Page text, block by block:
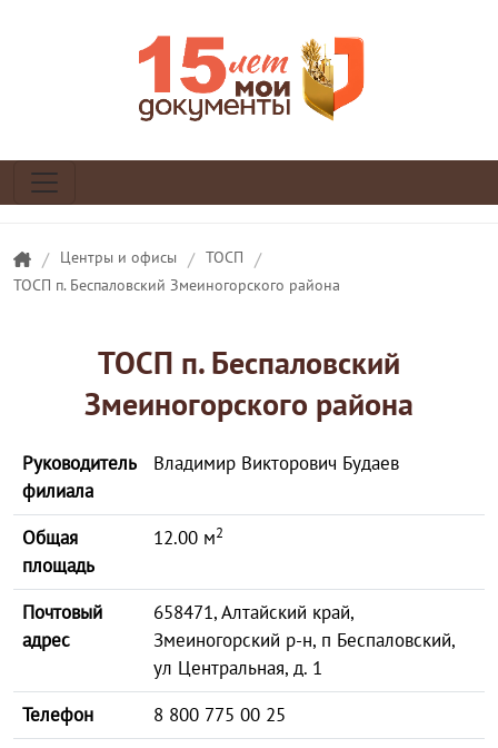
/ Центры и офисы / ТОСП /
ТОСП п. Беспаловский Змеиногорского района
ТОСП п. Беспаловский
Змеиногорского района
Руководитель
филиала
Владимир Викторович Будаев
Общая
площадь
12.00 м2
Почтовый
адрес
658471, Алтайский край,
Змеиногорский р-н, п Беспаловский,
ул Центральная, д. 1
Телефон
8 800 775 00 25